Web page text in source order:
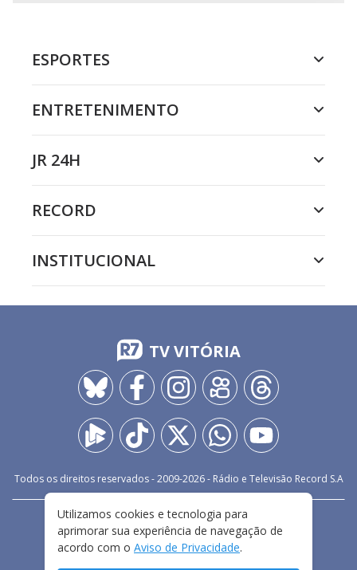
ESPORTES
ENTRETENIMENTO
JR 24H
RECORD
INSTITUCIONAL
TV VITÓRIA
Todos os direitos reservados - 2009-2026- Rádio e Televisão Record S.A
FALE CONOSCO
PRIVACIDADE
TERMOS E CONDIÇÕES DE USO
Utilizamos cookies e tecnologia para
aprimorar sua experiência de navegação de
acordo com o Aviso de Privacidade.